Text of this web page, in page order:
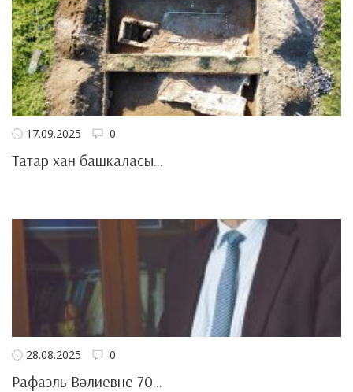
17.09.2025 0
Татар хан башкаласы...
28.08.2025 0
Рафаэль Вәлиевне 70...